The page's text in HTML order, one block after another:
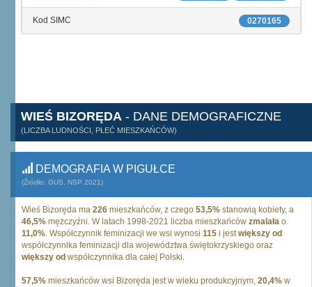
0270165
Kod SIMC
WIEŚ BIZORĘDA - DANE DEMOGRAFICZNE
(LICZBA LUDNOŚCI, PŁEĆ MIESZKAŃCÓW)
DEMOGRAFIA W PIGUŁCE
(Źródło: GUS, NSP 2021)
Wieś Bizoręda ma 226 mieszkańców, z czego 53,5% stanowią kobiety, a
46,5% mężczyźni. W latach 1998-2021 liczba mieszkańców zmalała o
11,0%. Współczynnik feminizacji we wsi wynosi 115 i jestwiększy od
współczynnika feminizacji dla województwa świętokrzyskiego oraz
większy od współczynnika dla całej Polski.
57,5% mieszkańców wsi Bizoręda jest w wieku produkcyjnym, 20,4% w